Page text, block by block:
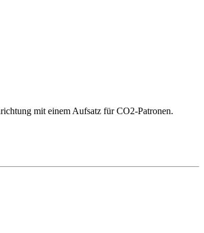
mit einem Aufsatz für CO2-Patronen.